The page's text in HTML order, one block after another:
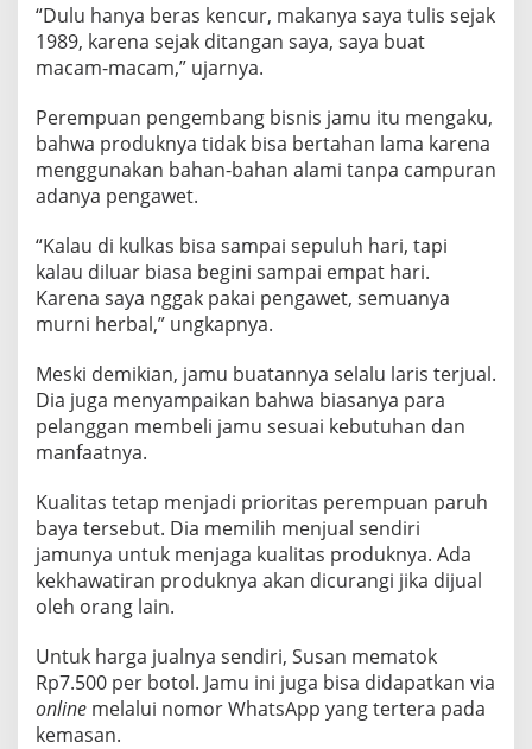
“Dulu hanya beras kencur, makanya saya tulis sejak
1989, karena sejak ditangan saya, saya buat
macam-macam,” ujarnya.
Perempuan pengembang bisnis jamu itu mengaku,
bahwa produknya tidak bisa bertahan lama karena
menggunakan bahan-bahan alami tanpa campuran
adanya pengawet.
“Kalau di kulkas bisa sampai sepuluh hari, tapi
kalau diluar biasa begini sampai empat hari.
Karena saya nggak pakai pengawet, semuanya
murni herbal,” ungkapnya.
Meski demikian, jamu buatannya selalu laris terjual.
Dia juga menyampaikan bahwa biasanya para
pelanggan membeli jamu sesuai kebutuhan dan
manfaatnya.
Kualitas tetap menjadi prioritas perempuan paruh
baya tersebut. Dia memilih menjual sendiri
jamunya untuk menjaga kualitas produknya. Ada
kekhawatiran produknya akan dicurangi jika dijual
oleh orang lain.
Untuk harga jualnya sendiri, Susan mematok
Rp7.500 per botol. Jamu ini juga bisa didapatkan via
online melalui nomor WhatsApp yang tertera pada
kemasan.